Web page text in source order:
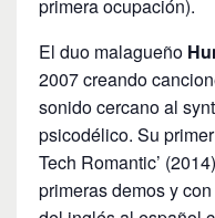
primera ocupación).
El duo malagueño
2007 creando
sonido cercano al
psicodélico. Su
Tech Romantic’
primeras demos y